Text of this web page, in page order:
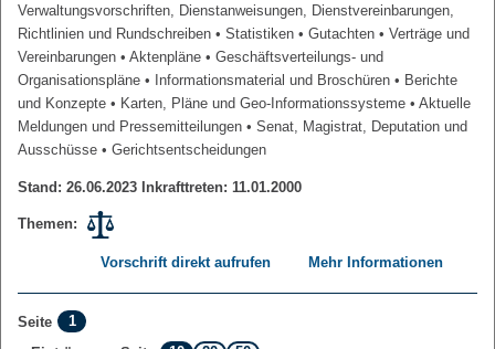
Verwaltungsvorschriften, Dienstanweisungen, Dienstvereinbarungen,
Richtlinien und Rundschreiben • Statistiken • Gutachten • Verträge und
Vereinbarungen • Aktenpläne • Geschäftsverteilungs- und
Organisationspläne • Informationsmaterial und Broschüren • Berichte
und Konzepte • Karten, Pläne und Geo-Informationssysteme • Aktuelle
Meldungen und Pressemitteilungen • Senat, Magistrat, Deputation und
Ausschüsse • Gerichtsentscheidungen
Stand: 26.06.2023 Inkrafttreten: 11.01.2000
Themen:
Vorschrift direkt aufrufen Mehr Informationen
Seite
1